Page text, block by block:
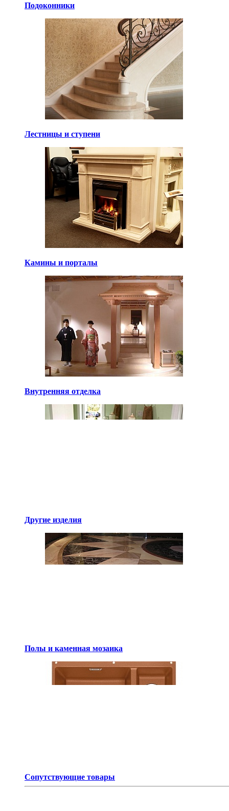
Подоконники
Лестницы и ступени
Камины и порталы
Внутренняя отделка
Другие изделия
Полы и каменная мозаика
Сопутствующие товары